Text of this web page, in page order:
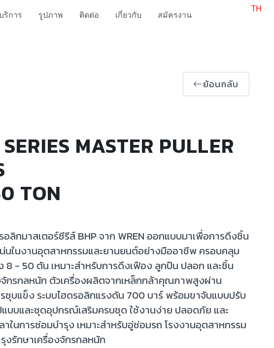
ริการ รูปภาพ ติดต่อ เกี่ยวกับ สมัครงาน
ย้อนกลับ
MASTER PULLER
TON
ลิกมาสเตอร์ซีรีส์ BHP จาก WREN ออกแบบมาเพื่อการดึงชิ้น
นในงานอุตสาหกรรมและยานยนต์อย่างมืออาชีพ ครอบคลุม
8 - 50 ตัน เหมาะสำหรับการดึงเฟือง ลูกปืน ปลอก และชิ้น
จักรกลหนัก ตัวเครื่องผลิตจากเหล็กกล้าคุณภาพสูงผ่าน
ชุบแข็ง ระบบไฮดรอลิกแรงดัน 700 บาร์ พร้อมขาจับแบบปรับ
บบและชุดอุปกรณ์เสริมครบชุด ใช้งานง่าย ปลอดภัย และ
าในการซ่อมบำรุง เหมาะสำหรับอู่ซ่อมรถ โรงงานอุตสาหกรรม
งรักษาเครื่องจักรกลหนัก
TH